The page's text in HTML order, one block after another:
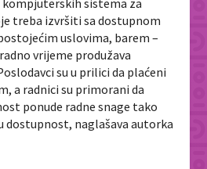
treba izvršiti sa dostupnom
uslovima, barem –
vrijeme produžava
su u prilici da plaćeni
a radnici su primorani da
ponude radne snage tako
dostupnost, naglašava autorka